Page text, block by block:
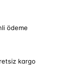
ödeme
kargo